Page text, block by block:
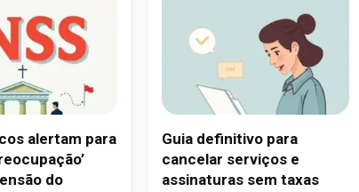
alertam para
do
Guia definitivo para
cancelar serviços e
assinaturas sem taxas